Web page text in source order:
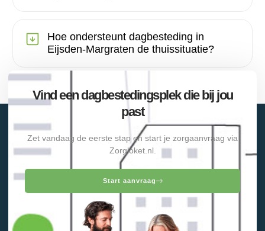
Hoe ondersteunt dagbesteding in
Eijsden-Margraten de thuissituatie?
Vind een dagbestedingsplek die bij jou
past
Zet vandaag de eerste stap en start je zorgaanvraag via
Zorgloket.nl.
Start aanvraag